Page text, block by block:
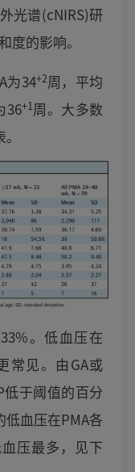
光谱(cNIRS)研
度的影响。
为34+2周，平均
36+1周。大多数
。低血压在
常见。由GA或
于阈值的百分
低血压在PMA各
压最多，见下